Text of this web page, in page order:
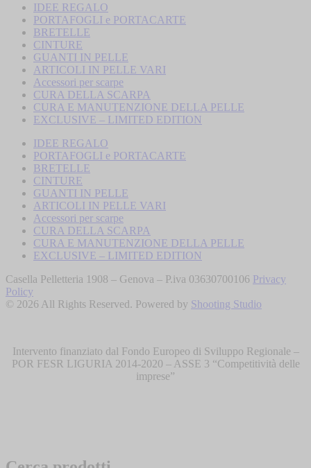
IDEE REGALO
PORTAFOGLI e PORTACARTE
BRETELLE
CINTURE
GUANTI IN PELLE
ARTICOLI IN PELLE VARI
Accessori per scarpe
CURA DELLA SCARPA
CURA E MANUTENZIONE DELLA PELLE
EXCLUSIVE – LIMITED EDITION
IDEE REGALO
PORTAFOGLI e PORTACARTE
BRETELLE
CINTURE
GUANTI IN PELLE
ARTICOLI IN PELLE VARI
Accessori per scarpe
CURA DELLA SCARPA
CURA E MANUTENZIONE DELLA PELLE
EXCLUSIVE – LIMITED EDITION
Casella Pelletteria 1908 – Genova – P.iva 03630700106 Privacy
Policy
© 2026 All Rights Reserved. Powered by Shooting Studio
Intervento finanziato dal Fondo Europeo di Sviluppo Regionale –
POR FESR LIGURIA 2014-2020 – ASSE 3 “Competitività delle
imprese”